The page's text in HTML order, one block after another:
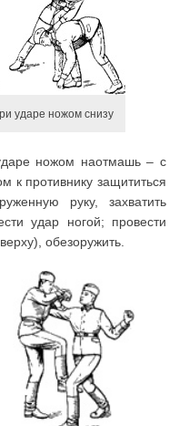
ударе ножом снизу
ножом наотмашь – с
к противнику защититься
руку, захватить
удар ногой; провести
обезоружить.